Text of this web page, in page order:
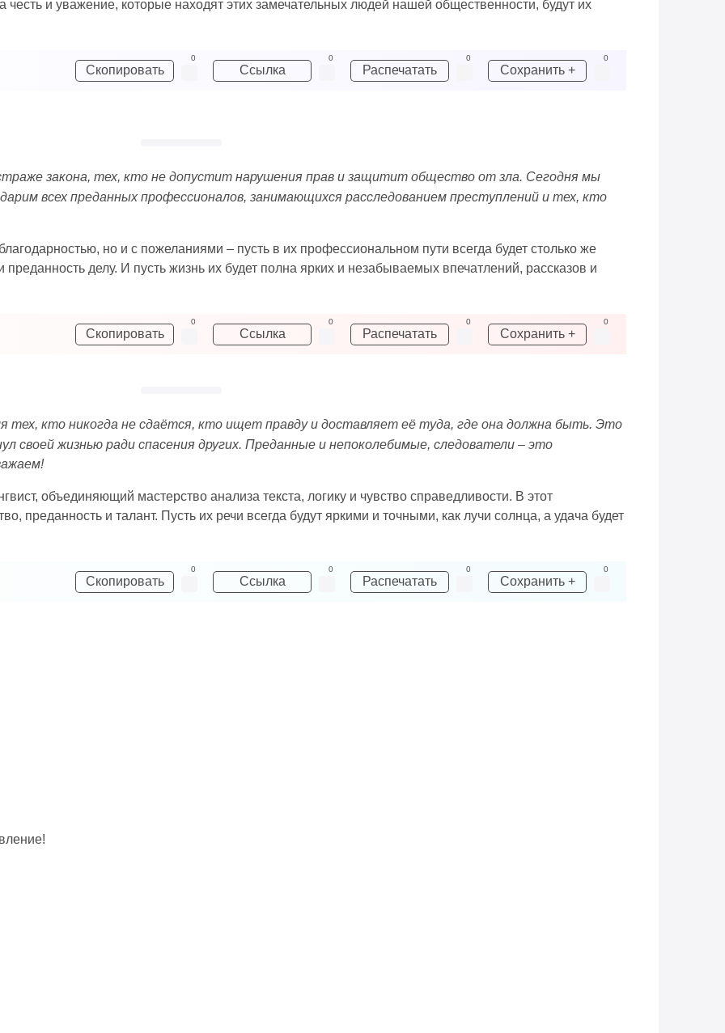
честь и уважение, которые находят этих замечательных людей нашей общественности, будут их
Скопировать
0
Ссылка
0
Распечатать
0
Сохранить +
0
закона, тех, кто не допустит нарушения прав и защитит общество от зла. Сегодня мы
всех преданных профессионалов, занимающихся расследованием преступлений и тех, кто
но и с пожеланиями – пусть в их профессиональном пути всегда будет столько же
преданность делу. И пусть жизнь их будет полна ярких и незабываемых впечатлений, рассказов и
Скопировать
0
Ссылка
0
Распечатать
0
Сохранить +
0
тех, кто никогда не сдаётся, кто ищет правду и доставляет её туда, где она должна быть. Это
своей жизнью ради спасения других. Преданные и непоколебимые, следователи – это
объединяющий мастерство анализа текста, логику и чувство справедливости. В этот
преданность и талант. Пусть их речи всегда будут яркими и точными, как лучи солнца, а удача будет
Скопировать
0
Ссылка
0
Распечатать
0
Сохранить +
0